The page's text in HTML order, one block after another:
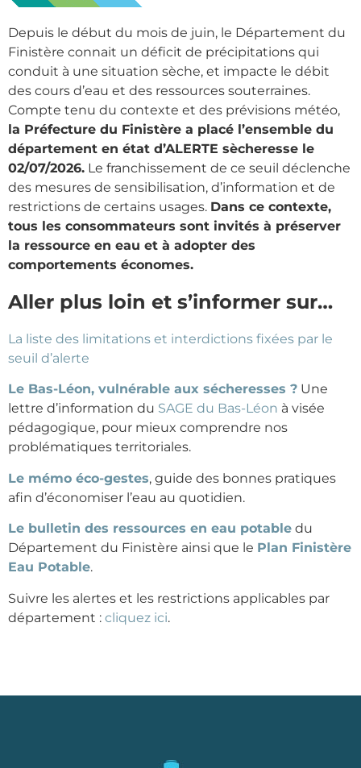
Depuis le début du mois de juin, le Département du
Finistère connait un déficit de précipitations qui
conduit à une situation sèche, et impacte le débit
des cours d’eau et des ressources souterraines.
Compte tenu du contexte et des prévisions météo,
la Préfecture du Finistère a placé l’ensemble du
département en état d’ALERTE sècheresse le
02/07/2026. Le franchissement de ce seuil déclenche
des mesures de sensibilisation, d’information et de
restrictions de certains usages. Dans ce contexte,
tous les consommateurs sont invités à préserver
la ressource en eau et à adopter des
comportements économes.
Aller plus loin et s’informer sur…
La liste des limitations et interdictions fixées par le
seuil d’alerte
Le Bas-Léon, vulnérable aux sécheresses ? Une
lettre d’information du SAGE du Bas-Léon à visée
pédagogique, pour mieux comprendre nos
problématiques territoriales.
Le mémo éco-gestes, guide des bonnes pratiques
afin d’économiser l’eau au quotidien.
Le bulletin des ressources en eau potable du
Département du Finistère ainsi que le Plan Finistère
Eau Potable.
Suivre les alertes et les restrictions applicables par
département : cliquez ici.